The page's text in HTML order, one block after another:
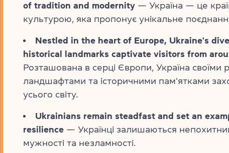
of tradition and modernity — Україна — це
культурою, яка пропонує унікальне
Nestled in the heart of Europe, Ukraine's
historical landmarks captivate visitors from
Розташована в серці Європи, Україна своїми
ландшафтами та історичними пам'ятками
усього світу.
Ukrainians remain steadfast and set an
resilience — Українці залишаються
мужності та незламності.